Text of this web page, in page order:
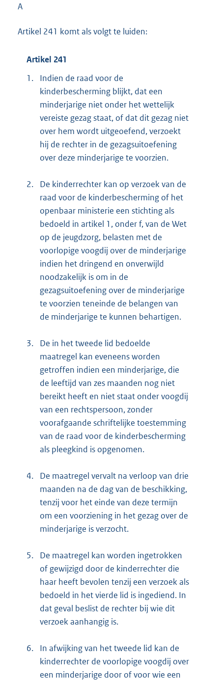
A
Artikel 241 komt als volgt te luiden:
Artikel 241
1.
Indien de raad voor de
kinderbescherming blijkt, dat een
minderjarige niet onder het wettelijk
vereiste gezag staat, of dat dit gezag niet
over hem wordt uitgeoefend, verzoekt
hij de rechter in de gezagsuitoefening
over deze minderjarige te voorzien.
2.
De kinderrechter kan op verzoek van de
raad voor de kinderbescherming of het
openbaar ministerie een stichting als
bedoeld in artikel 1, onder f, van de Wet
op de jeugdzorg, belasten met de
voorlopige voogdij over de minderjarige
indien het dringend en onverwijld
noodzakelijk is om in de
gezagsuitoefening over de minderjarige
te voorzien teneinde de belangen van
de minderjarige te kunnen behartigen.
3.
De in het tweede lid bedoelde
maatregel kan eveneens worden
getroffen indien een minderjarige, die
de leeftijd van zes maanden nog niet
bereikt heeft en niet staat onder voogdij
van een rechtspersoon, zonder
voorafgaande schriftelijke toestemming
van de raad voor de kinderbescherming
als pleegkind is opgenomen.
4.
De maatregel vervalt na verloop van drie
maanden na de dag van de beschikking,
tenzij voor het einde van deze termijn
om een voorziening in het gezag over de
minderjarige is verzocht.
5.
De maatregel kan worden ingetrokken
of gewijzigd door de kinderrechter die
haar heeft bevolen tenzij een verzoek als
bedoeld in het vierde lid is ingediend. In
dat geval beslist de rechter bij wie dit
verzoek aanhangig is.
6.
In afwijking van het tweede lid kan de
kinderrechter de voorlopige voogdij over
een minderjarige door of voor wie een